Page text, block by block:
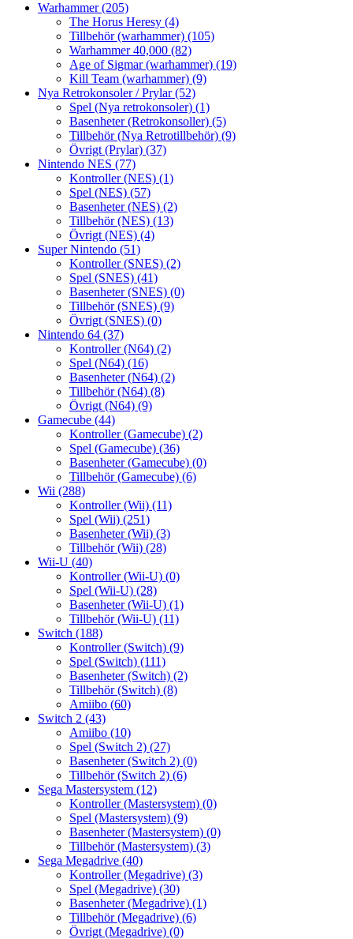
Warhammer(205)
The Horus Heresy (4)
Tillbehör (warhammer) (105)
Warhammer 40,000 (82)
Age of Sigmar (warhammer) (19)
Kill Team (warhammer) (9)
Nya Retrokonsoler / Prylar(52)
Spel (Nya retrokonsoler) (1)
Basenheter (Retrokonsoller) (5)
Tillbehör (Nya Retrotillbehör) (9)
Övrigt (Prylar) (37)
Nintendo NES (77)
Kontroller (NES) (1)
Spel (NES) (57)
Basenheter (NES) (2)
Tillbehör (NES) (13)
Övrigt (NES) (4)
Super Nintendo (51)
Kontroller (SNES) (2)
Spel (SNES) (41)
Basenheter (SNES) (0)
Tillbehör (SNES) (9)
Övrigt (SNES) (0)
Nintendo 64 (37)
Kontroller (N64) (2)
Spel (N64) (16)
Basenheter (N64) (2)
Tillbehör (N64) (8)
Övrigt (N64) (9)
Gamecube (44)
Kontroller (Gamecube) (2)
Spel (Gamecube) (36)
Basenheter (Gamecube) (0)
Tillbehör (Gamecube) (6)
Wii (288)
Kontroller (Wii) (11)
Spel (Wii) (251)
Basenheter (Wii) (3)
Tillbehör (Wii) (28)
Wii-U (40)
Kontroller (Wii-U) (0)
Spel (Wii-U) (28)
Basenheter (Wii-U) (1)
Tillbehör (Wii-U) (11)
Switch (188)
Kontroller (Switch) (9)
Spel (Switch) (111)
Basenheter (Switch) (2)
Tillbehör (Switch) (8)
Amiibo (60)
Switch 2 (43)
Amiibo (10)
Spel (Switch 2) (27)
Basenheter (Switch 2) (0)
Tillbehör (Switch 2) (6)
Sega Mastersystem (12)
Kontroller (Mastersystem) (0)
Spel (Mastersystem) (9)
Basenheter (Mastersystem) (0)
Tillbehör (Mastersystem) (3)
Sega Megadrive (40)
Kontroller (Megadrive) (3)
Spel (Megadrive) (30)
Basenheter (Megadrive) (1)
Tillbehör (Megadrive) (6)
Övrigt (Megadrive) (0)